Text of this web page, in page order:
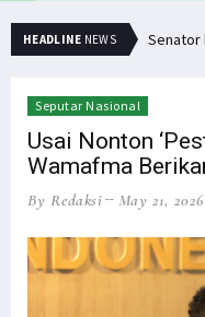
HEADLINE NEWS Senator Filep: Miras Jelas Sumbang Angka Kematian di Papua
Seputar Nasional
Usai Nonton
Wamafma
By Redaksi May 21,